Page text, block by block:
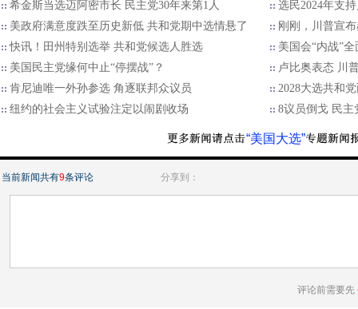
希金斯当选迈阿密市长 民主党30年来第1人
选民2024年支
美政府满意度跌至历史新低 共和党期中选情悬了
刚刚，川普宣
快讯！田州特别选举 共和党候选人胜选
美国会“内战”
美国民主党缘何中止“停摆战”？
卢比奥表态 川
肯尼迪唯一外孙参选 角逐联邦众议员
2028大选共和
纽约的社会主义试验注定以闹剧收场
8议员倒戈 民主
“美国大选”
当前新闻共有9条评论 分享到：
评论前需要先